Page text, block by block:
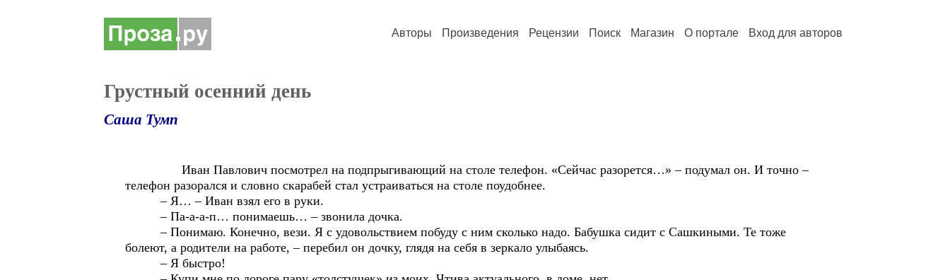
Авторы Произведения Рецензии Поиск Магазин О портале Вход для авторов
Грустный осенний день
Саша Тумп
Иван Павлович посмотрел на подпрыгивающий на столе телефон. «Сейчас разорется…» – подумал он. И точно –
телефон разорался и словно скарабей стал устраиваться на столе поудобнее.
– Я… – Иван взял его в руки.
– Па-а-а-п… понимаешь… – звонила дочка.
– Понимаю. Конечно, вези. Я с удовольствием побуду с ним сколько надо. Бабушка сидит с Сашкиными. Те тоже
болеют, а родители на работе, – перебил он дочку, глядя на себя в зеркало улыбаясь.
– Я быстро!